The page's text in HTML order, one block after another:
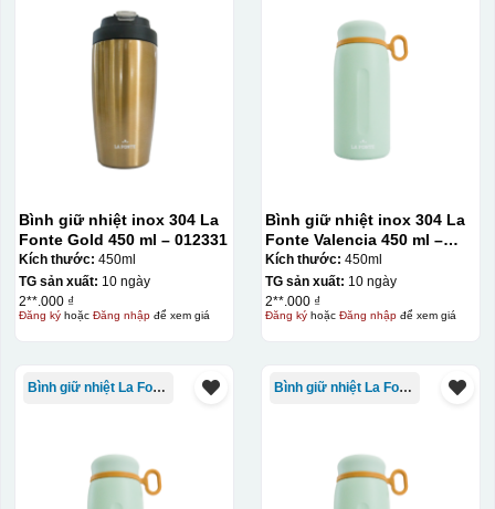
Bình giữ nhiệt inox 304 La
Fonte Gold 450 ml – 012331
Kích thước: 450ml
TG sản xuất: 10 ngày
2**.000 ₫
Đăng kýhoặc Đăng nhậpđể xem giá
Bình giữ nhiệt inox 304 La
Fonte Valencia 450 ml –
012355
Kích thước: 450ml
TG sản xuất: 10 ngày
2**.000 ₫
Đăng kýhoặc Đăng nhậpđể xem giá
Bình giữ nhiệt La Fonte Bình giữ nhiệt La Fonte